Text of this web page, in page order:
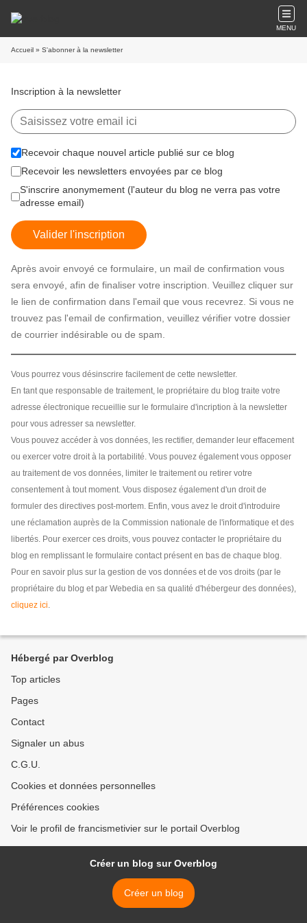
MENU
Accueil » S'abonner à la newsletter
Inscription à la newsletter
Recevoir chaque nouvel article publié sur ce blog
Recevoir les newsletters envoyées par ce blog
S'inscrire anonymement (l'auteur du blog ne verra pas votre
adresse email)
Valider l'inscription
Après avoir envoyé ce formulaire, un mail de confirmation vous
sera envoyé, afin de finaliser votre inscription. Veuillez cliquer sur
le lien de confirmation dans l'email que vous recevrez. Si vous ne
trouvez pas l'email de confirmation, veuillez vérifier votre dossier
de courrier indésirable ou de spam.
Vous pourrez vous désinscrire facilement de cette newsletter.
En tant que responsable de traitement, le propriétaire du blog traite votre
adresse électronique recueillie sur le formulaire d'incription à la newsletter
pour vous adresser sa newsletter.
Vous pouvez accéder à vos données, les rectifier, demander leur effacement
ou exercer votre droit à la portabilité. Vous pouvez également vous opposer
au traitement de vos données, limiter le traitement ou retirer votre
consentement à tout moment. Vous disposez également d'un droit de
formuler des directives post-mortem. Enfin, vous avez le droit d'introduire
une réclamation auprès de la Commission nationale de l'informatique et des
libertés. Pour exercer ces droits, vous pouvez contacter le propriétaire du
blog en remplissant le formulaire contact présent en bas de chaque blog.
Pour en savoir plus sur la gestion de vos données et de vos droits (par le
propriétaire du blog et par Webedia en sa qualité d'hébergeur des données),
cliquez ici.
Hébergé par Overblog
Top articles
Pages
Contact
Signaler un abus
C.G.U.
Cookies et données personnelles
Préférences cookies
Voir le profil de francismetivier sur le portail Overblog
Créer un blog sur Overblog
Créer un blog